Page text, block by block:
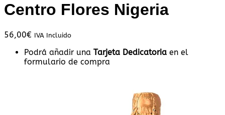
Centro Flores Nigeria
56,00€ IVA Incluido
Podrá añadir una Tarjeta Dedicatoria en el
formulario de compra